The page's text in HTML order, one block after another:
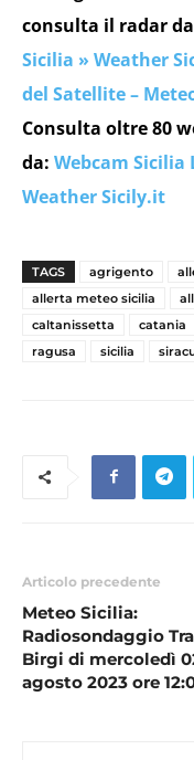
consulta il radar
Sicilia » Weather
del Satellite –
Consulta oltre 80
da: Webcam Sicilia
Weather Sicily.it
TAGS agrigento
allerta meteo sicilia
caltanissetta
catania
ragusa
sicilia
Articolo precedente
Meteo Sicilia:
Radiosondaggio
Birgi di mercoledì
agosto 2023 ore